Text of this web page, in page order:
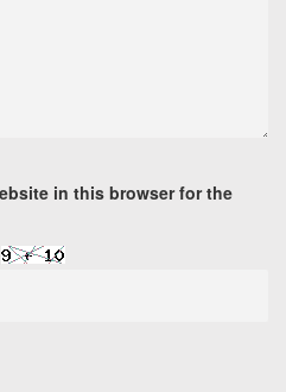
in this browser for the